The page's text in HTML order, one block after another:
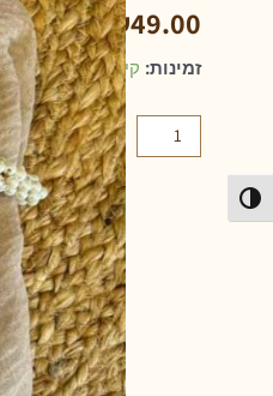
הפעל/כבה ניגודיות גבוהה
₪49.00
זמינות: קיים במלאי
הוספה